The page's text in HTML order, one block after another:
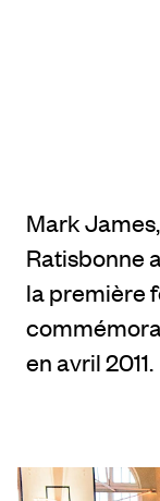
Mark
Ratisbonne
la première
en avril 2011.